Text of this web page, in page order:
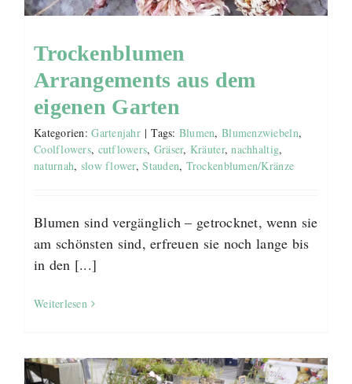
Trockenblumen
Arrangements aus dem
eigenen Garten
Kategorien:Gartenjahr | Tags: Blumen,Blumenzwiebeln,
Coolflowers, cutflowers, Gräser, Kräuter,nachhaltig,
naturnah, slow flower,Stauden, Trockenblumen/Kränze
Blumen sind vergänglich – getrocknet, wenn sie
am schönsten sind, erfreuen sie noch lange bis
in den [...]
Weiterlesen